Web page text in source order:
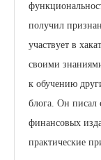
получил
участвует в
своими
к обучению
блога. Он писал
финансовых
практические